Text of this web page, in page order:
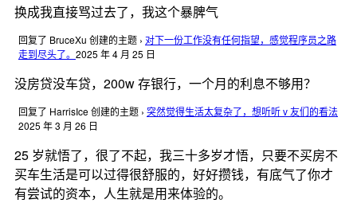
换成我直接骂过去了，我这个暴脾气
回复了 BruceXu 创建的主题 › 对下一份工作没有任何指望，感觉程序员之路
走到尽头了。 2025 年 4 月 25 日
没房贷没车贷，200w 存银行，一个月的利息不够用？
回复了 HarrisIce 创建的主题 › 突然觉得生活太复杂了，想听听 v 友们的看法
2025 年 3 月 26 日
25 岁就悟了，很了不起，我三十多岁才悟，只要不买房不
买车生活是可以过得很舒服的，好好攒钱，有底气了你才
有尝试的资本，人生就是用来体验的。